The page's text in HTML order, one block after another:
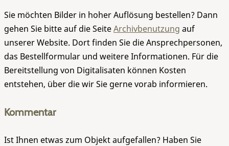
Sie möchten Bilder in hoher Auflösung bestellen? Dann
gehen Sie bitte auf die SeiteArchivbenutzung auf
unserer Website. Dort finden Sie die Ansprechpersonen,
das Bestellformular und weitere Informationen. Für die
Bereitstellung von Digitalisaten können Kosten
entstehen, über die wir Sie gerne vorab informieren.
Kommentar
Ist Ihnen etwas zum Objekt aufgefallen? Haben Sie